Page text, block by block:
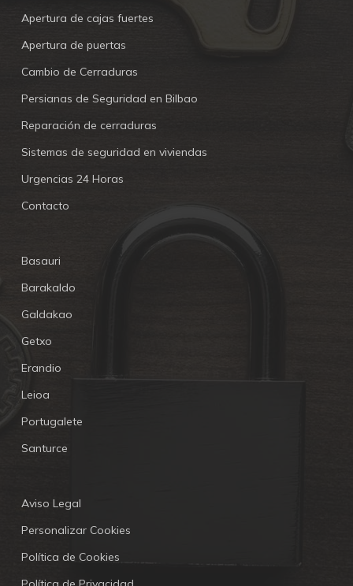
Apertura de cajas fuertes
Apertura de puertas
Cambio de Cerraduras
Persianas de Seguridad en Bilbao
Reparación de cerraduras
Sistemas de seguridad en viviendas
Urgencias 24 Horas
Contacto
Basauri
Barakaldo
Galdakao
Getxo
Erandio
Leioa
Portugalete
Santurce
Aviso Legal
Personalizar Cookies
Política de Cookies